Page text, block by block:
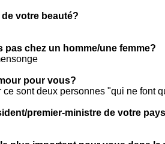
votre beauté?
pas chez un homme/une femme?
pour vous?
ce sont deux personnes "qui ne font
premier-ministre de votre